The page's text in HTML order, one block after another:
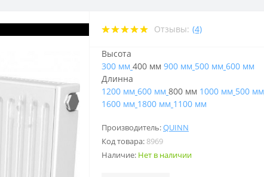
Отзывы: (4)
Производитель:QUINN
Код товара: 8969
Наличие: Нет в наличии
Высота
300 мм 400 мм 900 мм 500 мм 600 мм
Длинна
1200 мм 600 мм 800 мм 1000 мм 500 мм
1600 мм 1800 мм 1100 мм